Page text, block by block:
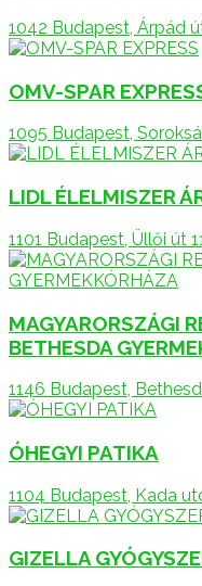
1042 Budapest, Árpád
OMV-SPAR
1095 Budapest,
LIDL ÉLELMISZER
1101 Budapest, Üllői út
MAGYARORSZÁGI
BETHESDA
1146 Budapest,
ÓHEGYI PATIKA
1104 Budapest, Kada
GIZELLA